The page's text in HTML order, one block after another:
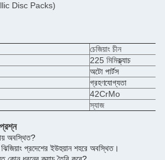
Disc Packs)
চেজিয়াং চীন
225 মিমিক্ল্যাচ
অটো পার্টস
গ্রহণযোগ্যতা
42CrMo
স্যাজ
অবস্থিত?
ঝিজিয়াং প্রদেশের ইউহুয়ান শহরে অবস্থিত।